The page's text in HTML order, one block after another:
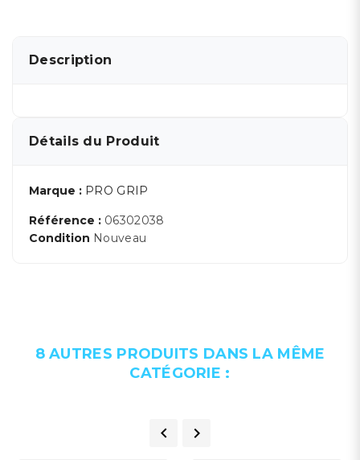
Description
Détails du Produit
Marque : PRO GRIP
Référence : 06302038
Condition Nouveau
8 AUTRES PRODUITS DANS LA MÊME
CATÉGORIE :
 